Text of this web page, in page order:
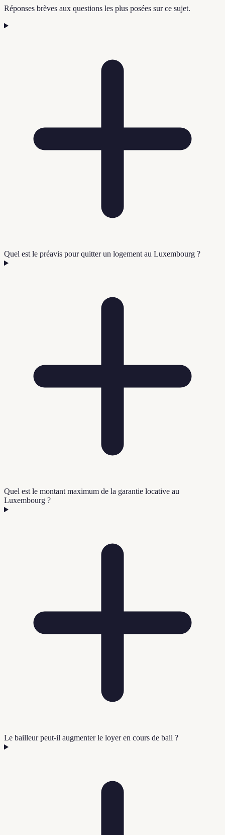
Réponses brèves aux questions les plus posées sur ce sujet.
Quel est le préavis pour quitter un logement au Luxembourg ?
Quel est le montant maximum de la garantie locative au
Luxembourg ?
Le bailleur peut-il augmenter le loyer en cours de bail ?